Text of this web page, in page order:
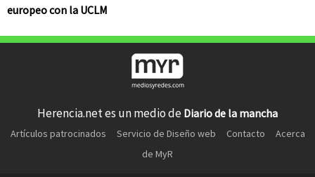
europeo con la UCLM
Herencia.net es un medio de Diario de la mancha
Artículos patrocinados Servicio de Diseño web Contacto
Acerca
de MyR